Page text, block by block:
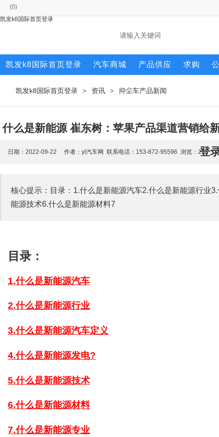
(0)
凯发k8国际首页登录
凯发k8国际首页登录 汽车商城 产品供应 求购
凯发k8国际首页登录 > 资讯 > 抑尘车产品新闻
什么是新能源 崔东树：苹果产品渠道营销给
登
日期：2022-09-22 作者：yl汽车网 联系电话：153-872-95596 浏览： 21
核心提示：目录：1.什么是新能源汽车2.什么是新能源行业
能源技术6.什么是新能源材料7
目录：
1.什么是新能源汽车
2.什么是新能源行业
3.什么是新能源汽车定义
4.什么是新能源发电?
5.什么是新能源技术
6.什么是新能源材料
7.什么是新能源专业